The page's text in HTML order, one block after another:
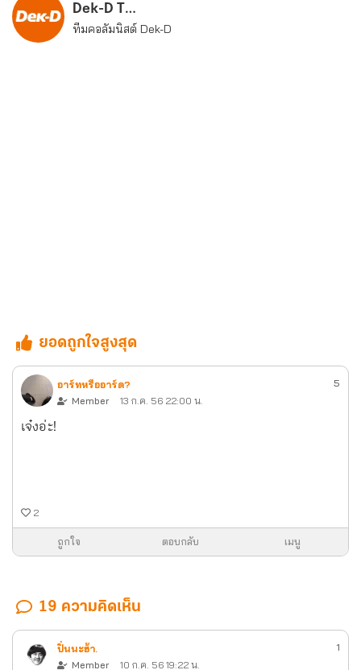
Dek-D Team
ทีมคอลัมนิสต์ Dek-D
ยอดถูกใจสูงสุด
อาร์ทหรืออาร์ด?
Member
13 ก.ค. 56 22:00 น.
5
เจ๋งอ่ะ!
2
ถูกใจ ตอบกลับ เมนู
19 ความคิดเห็น
ปิ่นนะฮ้า.
Member
10 ก.ค. 56 19:22 น.
1